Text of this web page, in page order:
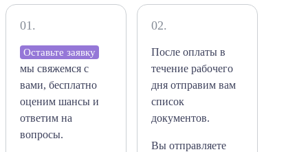
01.
Оставьте заявку
мы свяжемся с
вами, бесплатно
оценим шансы и
ответим на
вопросы.
02.
После оплаты в
течение рабочего
дня отправим вам
список
документов.
Вы отправляете